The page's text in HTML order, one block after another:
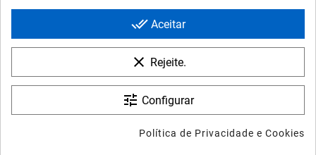
LÁBIOS
Maia, Matosinhos, Gondomar e Vila Nova de Gaia.
© 2022 - Farmaoli - Soc. Uni. Lda
done_all Aceitar
clear Rejeite.
tune Configurar
Política de Privacidade e Cookies